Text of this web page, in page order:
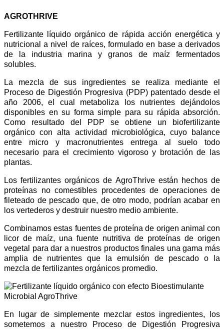
AGROTHRIVE
Fertilizante líquido orgánico de rápida acción energética y
nutricional a nivel de raíces, formulado en base a derivados
de la industria marina y granos de maíz fermentados
solubles.
La mezcla de sus ingredientes se realiza mediante el
Proceso de Digestión Progresiva (PDP) patentado desde el
año 2006, el cual metaboliza los nutrientes dejándolos
disponibles en su forma simple para su rápida absorción.
Como resultado del PDP se obtiene un biofertilizante
orgánico con alta actividad microbiológica, cuyo balance
entre micro y macronutrientes entrega al suelo todo
necesario para el crecimiento vigoroso y brotación de las
plantas.
Los fertilizantes orgánicos de AgroThrive están hechos de
proteínas no comestibles procedentes de operaciones de
fileteado de pescado que, de otro modo, podrían acabar en
los vertederos y destruir nuestro medio ambiente.
Combinamos estas fuentes de proteína de origen animal con
licor de maíz, una fuente nutritiva de proteínas de origen
vegetal para dar a nuestros productos finales una gama más
amplia de nutrientes que la emulsión de pescado o la
mezcla de fertilizantes orgánicos promedio.
En lugar de simplemente mezclar estos ingredientes, los
sometemos a nuestro Proceso de Digestión Progresiva